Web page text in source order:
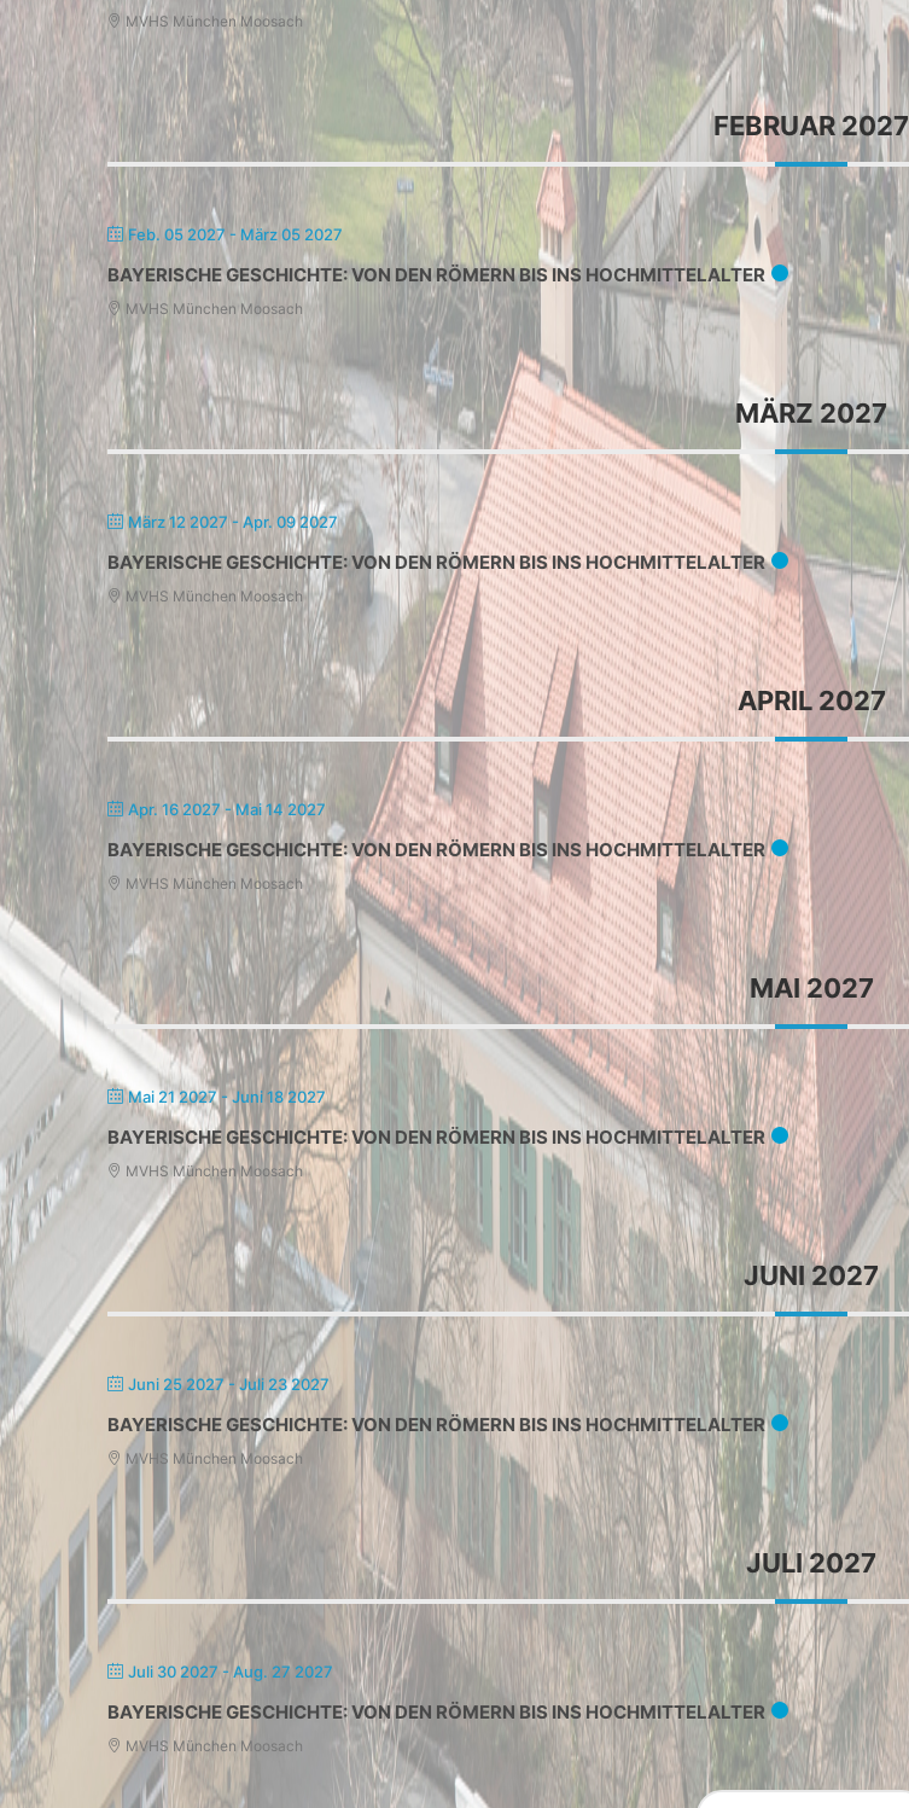
MVHS München Moosach
FEBRUAR 2027
Feb. 05 2027 - März 05 2027
BAYERISCHE GESCHICHTE: VON DEN RÖMERN BIS INS HOCHMITTELALTER
MVHS München Moosach
MÄRZ 2027
März 12 2027- Apr. 09 2027
BAYERISCHE GESCHICHTE: VON DEN RÖMERN BIS INS HOCHMITTELALTER
MVHS München Moosach
APRIL 2027
Apr. 16 2027 - Mai 14 2027
BAYERISCHE GESCHICHTE: VON DEN RÖMERN BIS INS HOCHMITTELALTER
MVHS München Moosach
MAI 2027
Mai 21 2027- Juni 18 2027
BAYERISCHE GESCHICHTE: VON DEN RÖMERN BIS INS HOCHMITTELALTER
MVHS München Moosach
JUNI 2027
Juni 25 2027- Juli 23 2027
BAYERISCHE GESCHICHTE: VON DEN RÖMERN BIS INS HOCHMITTELALTER
MVHS München Moosach
JULI 2027
Juli 30 2027 - Aug. 27 2027
BAYERISCHE GESCHICHTE: VON DEN RÖMERN BIS INS HOCHMITTELALTER
MVHS München Moosach